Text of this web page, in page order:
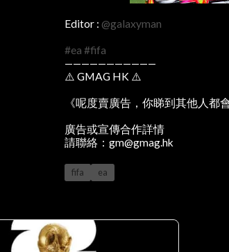
Editor : @galaxyman
#ea #fifa
———————————
⚠️ GMAG HK ⚠️
《呢度賣廣告，你睇到其他人都會
廣告或宣傳合作詳情
請聯絡：gm@gmag.hk
fifa ea